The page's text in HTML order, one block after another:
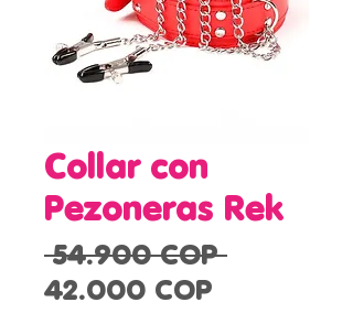
Collar con
Pezoneras Rek
54.900 COP Precio
42.000 COP